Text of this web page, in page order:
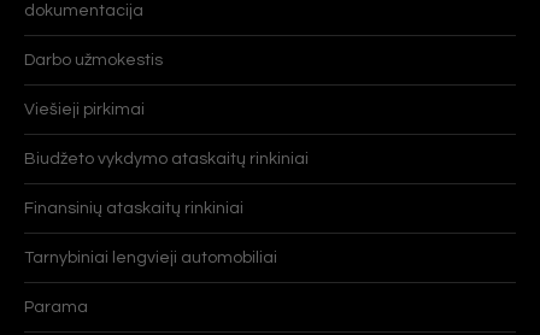
dokumentacija
Darbo užmokestis
Viešieji pirkimai
Biudžeto vykdymo ataskaitų rinkiniai
Finansinių ataskaitų rinkiniai
Tarnybiniai lengvieji automobiliai
Parama